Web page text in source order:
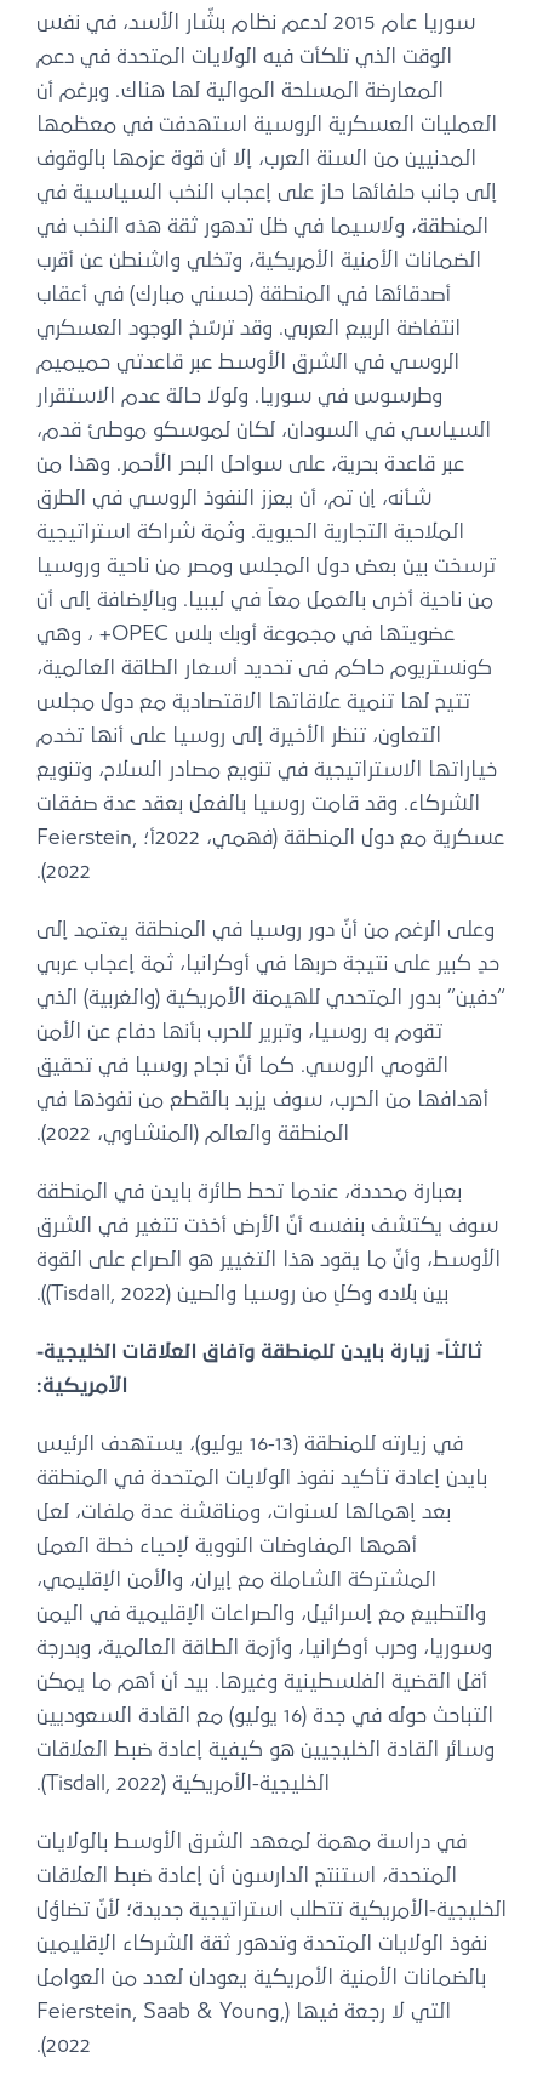
سوريا عام 2015 لدعم نظام بشّار الأسد، في نفس
الوقت الذي تلكأت فيه الولايات المتحدة في دعم
المعارضة المسلحة الموالية لها هناك. وبرغم أن
العمليات العسكرية الروسية استهدفت في معظمها
المدنيين من السنة العرب، إلا أن قوة عزمها بالوقوف
إلى جانب حلفائها حاز على إعجاب النخب السياسية في
المنطقة، ولاسيما في ظل تدهور ثقة هذه النخب في
الضمانات الأمنية الأمريكية، وتخلي واشنطن عن أقرب
أصدقائها في المنطقة (حسني مبارك) في أعقاب
انتفاضة الربيع العربي. وقد ترسّخ الوجود العسكري
الروسي في الشرق الأوسط عبر قاعدتي حميميم
وطرسوس في سوريا. ولولا حالة عدم الاستقرار
السياسي في السودان، لكان لموسكو موطئ قدم،
عبر قاعدة بحرية، على سواحل البحر الأحمر. وهذا من
شأنه، إن تم، أن يعزز النفوذ الروسي في الطرق
الملاحية التجارية الحيوية. وثمة شراكة استراتيجية
ترسخت بين بعض دول المجلس ومصر من ناحية وروسيا
من ناحية أخرى بالعمل معاً في ليبيا. وبالإضافة إلى أن
عضويتها في مجموعة أوبك بلس OPEC+ ، وهي
كونستريوم حاكم فى تحديد أسعار الطاقة العالمية،
تتيح لها تنمية علاقاتها الاقتصادية مع دول مجلس
التعاون، تنظر الأخيرة إلى روسيا على أنها تخدم
خياراتها الاستراتيجية في تنويع مصادر السلاح، وتنويع
الشركاء. وقد قامت روسيا بالفعل بعقد عدة صفقات
عسكرية مع دول المنطقة (فهمي، 2022أ؛ Feierstein,
2022).
وعلى الرغم من أنّ دور روسيا في المنطقة يعتمد إلى
حدٍ كبير على نتيجة حربها في أوكرانيا، ثمة إعجاب عربي
“دفين” بدور المتحدي للهيمنة الأمريكية (والغربية) الذي
تقوم به روسيا، وتبرير للحرب بأنها دفاع عن الأمن
القومي الروسي. كما أنّ نجاح روسيا في تحقيق
أهدافها من الحرب، سوف يزيد بالقطع من نفوذها في
المنطقة والعالم (المنشاوي، 2022).
بعبارة محددة، عندما تحط طائرة بايدن في المنطقة
سوف يكتشف بنفسه أنّ الأرض أخذت تتغير في الشرق
الأوسط، وأنّ ما يقود هذا التغيير هو الصراع على القوة
بين بلاده وكلٍ من روسيا والصين (Tisdall, 2022)).
ثالثاً- زيارة بايدن للمنطقة وآفاق العلاقات الخليجية-
الأمريكية:
في زيارته للمنطقة (13-16 يوليو)، يستهدف الرئيس
بايدن إعادة تأكيد نفوذ الولايات المتحدة في المنطقة
بعد إهمالها لسنوات، ومناقشة عدة ملفات، لعل
أهمها المفاوضات النووية لإحياء خطة العمل
المشتركة الشاملة مع إيران، والأمن الإقليمي،
والتطبيع مع إسرائيل، والصراعات الإقليمية في اليمن
وسوريا، وحرب أوكرانيا، وأزمة الطاقة العالمية، وبدرجة
أقل القضية الفلسطينية وغيرها. بيد أن أهم ما يمكن
التباحث حوله في جدة (16 يوليو) مع القادة السعوديين
وسائر القادة الخليجيين هو كيفية إعادة ضبط العلاقات
الخليجية-الأمريكية (Tisdall, 2022).
في دراسة مهمة لمعهد الشرق الأوسط بالولايات
المتحدة، استنتج الدارسون أن إعادة ضبط العلاقات
الخليجية-الأمريكية تتطلب استراتيجية جديدة؛ لأنّ تضاؤل
نفوذ الولايات المتحدة وتدهور ثقة الشركاء الإقليمين
بالضمانات الأمنية الأمريكية يعودان لعدد من العوامل
التي لا رجعة فيها (Feierstein, Saab & Young,
2022).